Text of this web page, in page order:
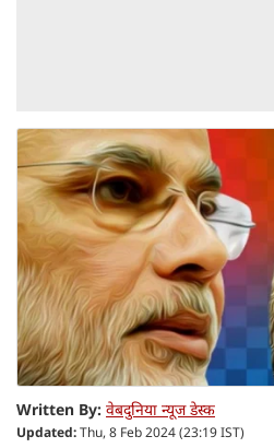
Written By: वेबदुनिया न्यूज डेस्क
Updated:Thu, 8 Feb 2024 (23:19 IST)